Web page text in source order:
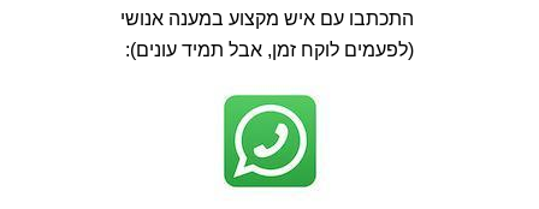
התכתבו עם איש מקצוע במענה אנושי
(לפעמים לוקח זמן, אבל תמיד עונים):